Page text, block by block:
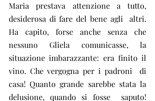
Maria prestava attenzione a tutto,
desiderosa di fare del bene agli  altri.
Ha capito, forse anche senza che
nessuno Gliela comunicasse, la
situazione imbarazzante: era finito il
vino. Che vergogna per i padroni  di
casa! Quanto grande sarebbe stata la
delusione, quando si fosse  saputo!